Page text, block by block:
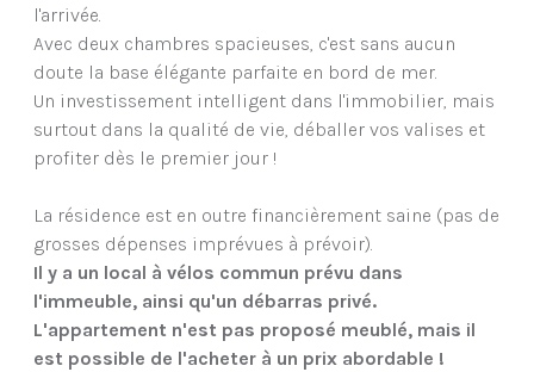
l'arrivée.
Avec deux chambres spacieuses, c'est sans aucun
doute la base élégante parfaite en bord de mer.
Un investissement intelligent dans l'immobilier, mais
surtout dans la qualité de vie, déballer vos valises et
profiter dès le premier jour !
La résidence est en outre financièrement saine (pas de
grosses dépenses imprévues à prévoir).
Il y a un local à vélos commun prévu dans
l'immeuble, ainsi qu'un débarras privé.
L'appartement n'est pas proposé meublé, mais il
est possible de l'acheter à un prix abordable !